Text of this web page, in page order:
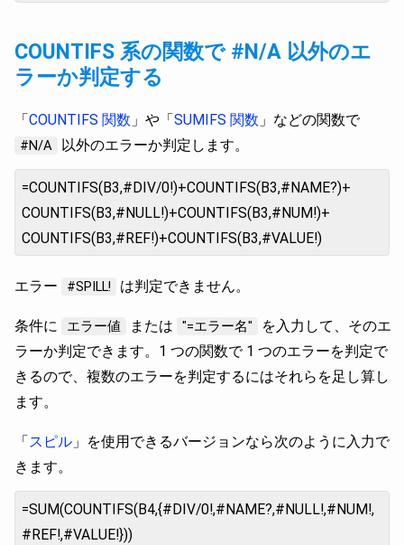
COUNTIFS 系の関数で #N/A 以外のエ
ラーか判定する
「 COUNTIFS 関数 」や「 SUMIFS 関数 」などの関数で
#N/A 以外のエラーか判定します。
=COUNTIFS(B3,#DIV/0!)+COUNTIFS(B3,#NAME?)+
COUNTIFS(B3,#NULL!)+COUNTIFS(B3,#NUM!)+
COUNTIFS(B3,#REF!)+COUNTIFS(B3,#VALUE!)
エラー #SPILL! は判定できません。
条件に エラー値 または "=エラー名"
を入力して、そのエ
ラーか判定できます。1 つの関数で 1 つのエラーを判定で
きるので、複数のエラーを判定するにはそれらを足し算し
ます。
「 スピル 」を使用できるバージョンなら次のように入力で
きます。
=SUM(COUNTIFS(B4,{#DIV/0!,#NAME?,#NULL!,#NUM!,
#REF!,#VALUE!}))